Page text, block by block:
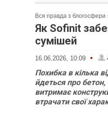
Вся правда з блогосфери
Як Sofinit
сумішей
16.06.2026, 10:09 •
Похибка в кілька
йдеться про
витримає
втрачати свої